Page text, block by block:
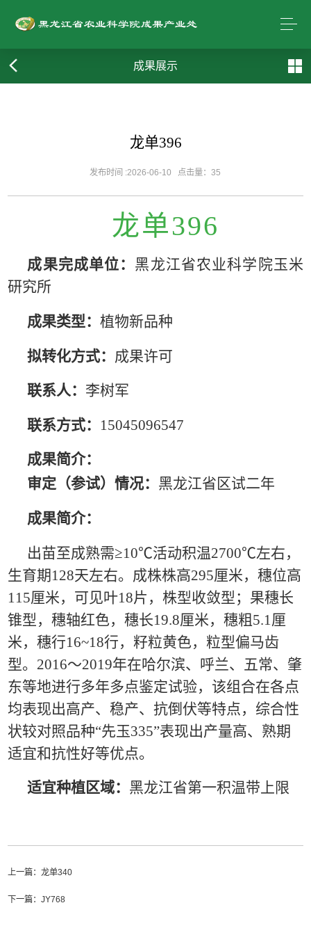
成果展示
龙单396
发布时间 :2026-06-10 点击量：35
龙单396
成果完成单位： 黑龙江省农业科学院玉米
研究所
成果类型：植物新品种
拟转化方式： 成果许可
联系人： 李树军
联系方式： 15045096547
成果简介：
审定（参试）情况： 黑龙江省区试二年
成果简介：
出苗至成熟需≥10℃活动积温2700℃左右，
生育期128天左右。成株株高295厘米，穗位高
115厘米，可见叶18片，株型收敛型；果穗长
锥型，穗轴红色，穗长19.8厘米，穗粗5.1厘
米，穗行16~18行，籽粒黄色，粒型偏马齿
型。 2016～2019年在哈尔滨、 呼兰、 五常、 肇
东等地进行多年多点鉴定试验，该组合在各点
均表现出高产、稳产、抗倒伏等特点，综合性
状较对照品种“先玉335”表现出产量高、熟期
适宜和抗性好等优点。
适宜种植区域： 黑龙江省第一积温带上限
上一篇：龙单340
下一篇：JY768